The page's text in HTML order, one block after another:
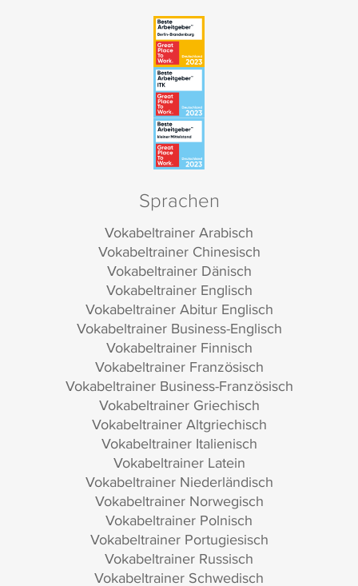
Sprachen
Vokabeltrainer Arabisch
Vokabeltrainer Chinesisch
Vokabeltrainer Dänisch
Vokabeltrainer Englisch
Vokabeltrainer Abitur Englisch
Vokabeltrainer Business-Englisch
Vokabeltrainer Finnisch
Vokabeltrainer Französisch
Vokabeltrainer Business-Französisch
Vokabeltrainer Griechisch
Vokabeltrainer Altgriechisch
Vokabeltrainer Italienisch
Vokabeltrainer Latein
Vokabeltrainer Niederländisch
Vokabeltrainer Norwegisch
Vokabeltrainer Polnisch
Vokabeltrainer Portugiesisch
Vokabeltrainer Russisch
Vokabeltrainer Schwedisch